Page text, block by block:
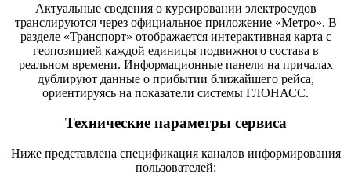
Актуальные сведения о курсировании электросудов
транслируются через официальное приложение «Метро». В
разделе «Транспорт» отображается интерактивная карта с
геопозицией каждой единицы подвижного состава в
реальном времени. Информационные панели на причалах
дублируют данные о прибытии ближайшего рейса,
ориентируясь на показатели системы ГЛОНАСС.
Технические параметры сервиса
Ниже представлена спецификация каналов информирования
пользователей: